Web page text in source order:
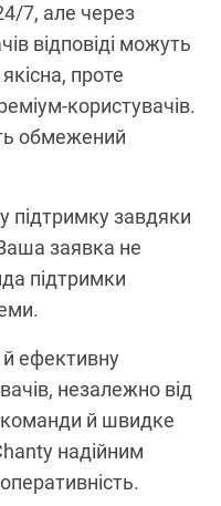
7, але через
відповіді можуть
проте
користувачів.
обмежений
підтримку завдяки
заявка не
підтримки
ефективну
незалежно від
команди й швидке
надійним